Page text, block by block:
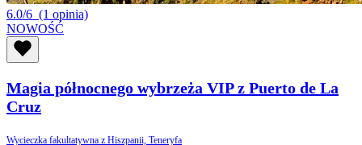
6.0/6 (1 opinia)
NOWOŚĆ
Magia północnego wybrzeża VIP z Puerto de La
Cruz
Wycieczka fakultatywna z Hiszpanii, Teneryfa